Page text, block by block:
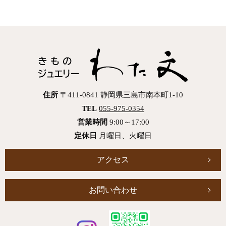
住所 〒411-0841 静岡県三島市南本町1-10
TEL 055-975-0354
営業時間 9:00～17:00
定休日
月曜日、火曜日
アクセス
お問い合わせ